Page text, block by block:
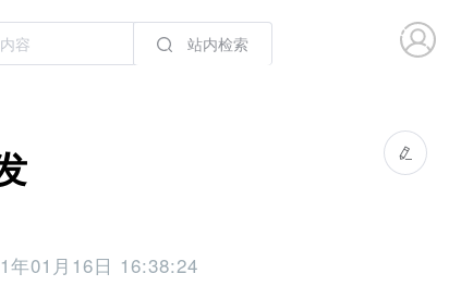
站内检索
年01月16日 16:38:24